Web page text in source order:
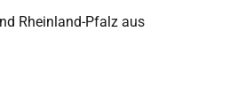
Rheinland-Pfalz aus